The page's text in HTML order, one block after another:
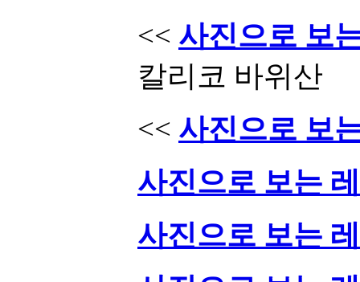
<< 사진으로 보
칼리코 바위산
<< 사진으로 보
사진으로 보는
사진으로 보는